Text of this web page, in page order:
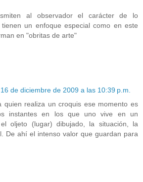
al observador el carácter de lo
un enfoque especial como en este
en "obritas de arte"
16 de diciembre de 2009 a las 10:39 p.m.
quien realiza un croquis ese momento es
instantes en los que uno vive en un
oljeto (lugar) dibujado, la situación, la
De ahí el intenso valor que guardan para